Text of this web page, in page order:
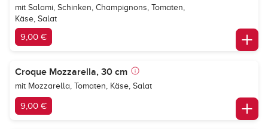
mit Salami, Schinken, Champignons, Tomaten,
Käse, Salat
9,00 €
Croque Mozzarella, 30 cm
mit Mozzarella, Tomaten, Käse, Salat
9,00 €